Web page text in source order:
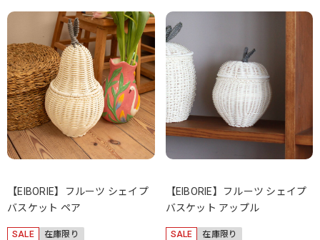
【EIBORIE】フルーツ シェイプ
バスケット ペア
SALE 在庫限り
【EIBORIE】フルーツ シェイプ
バスケット アップル
SALE 在庫限り